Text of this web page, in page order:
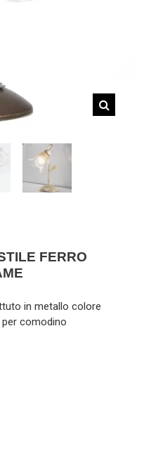
FERRO
in metallo colore
comodino